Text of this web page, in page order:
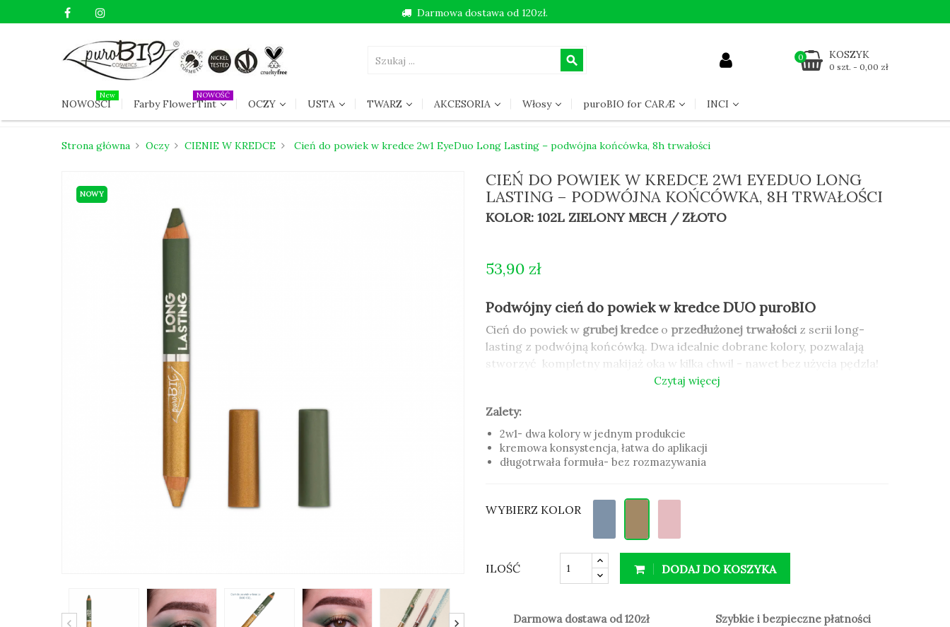
search KOSZYK
0 szt. - 0,00 zł
0
NOWOŚCI
New
Farby FlowerTint
NOWOŚĆ
OCZY USTA TWARZ AKCESORIA Włosy puroBIO for CARÆ INCI
Darmowa dostawa od 120zł.
Strona główna Oczy CIENIE W KREDCE Cień do powiek w kredce 2w1 EyeDuo Long Lasting – podwójna końcówka, 8h trwałości
NOWY
CIEŃ DO POWIEK W KREDCE 2W1 EYEDUO LONG
LASTING – PODWÓJNA KOŃCÓWKA, 8H TRWAŁOŚCI
KOLOR: 102L ZIELONY MECH / ZŁOTO
53,90 zł
Podwójny cień do powiek w kredce DUO puroBIO
Cień do powiek w grubej kredce o przedłużonej trwałościz serii long-
lasting z podwójną końcówką. Dwa idealnie dobrane kolory, pozwalają
stworzyć kompletny makijaż oka w kilka chwil - nawet bez użycia pędzla!
Dzięki grubszej niż tradycyjna objętości kredki cień
rozprowadza
Cień w kredce należy do kolekcji long-lasting czyli
działaniu, co sprawia, że makijaż jest trwały
2w1- dwa kolory w jednym produkcie
długotrwała formuła- bez rozmazywania
Czytaj więcej
Zalety:
2w1- dwa kolory w jednym produkcie
kremowa konsystencja, łatwa do aplikacji
długotrwała formuła- bez rozmazywania
WYBIERZ KOLOR
ILOŚĆ DODAJ DO KOSZYKA
Darmowa dostawa od 120zł Szybkie i bezpieczne płatności